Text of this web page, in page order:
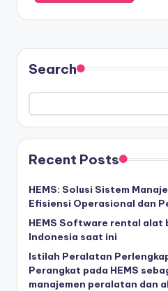
Search
Recent Posts
HEMS: Solusi Sistem
Efisiensi Operasional dan
HEMS Software rental alat
Indonesia saat ini
Istilah Peralatan
Perangkat pada HEMS
manajemen peralatan dan